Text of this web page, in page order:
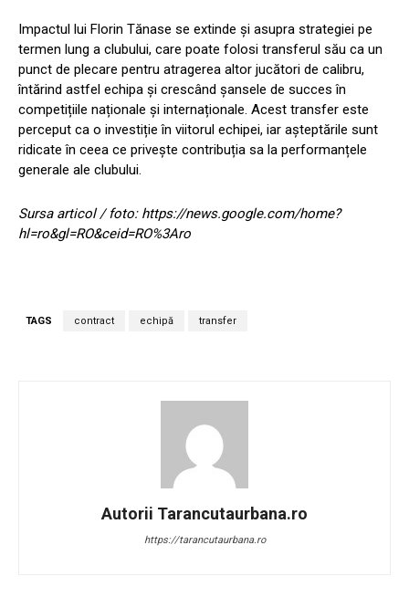
Impactul lui Florin Tănase se extinde și asupra strategiei pe
termen lung a clubului, care poate folosi transferul său ca un
punct de plecare pentru atragerea altor jucători de calibru,
întărind astfel echipa și crescând șansele de succes în
competițiile naționale și internaționale. Acest transfer este
perceput ca o investiție în viitorul echipei, iar așteptările sunt
ridicate în ceea ce privește contribuția sa la performanțele
generale ale clubului.
Sursa articol / foto: https://news.google.com/home?
hl=ro&gl=RO&ceid=RO%3Aro
TAGS contract echipă transfer
Autorii Tarancutaurbana.ro
https://tarancutaurbana.ro